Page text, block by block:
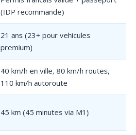
(IDP recommande)
21 ans (23+ pour vehicules
premium)
40 km/h en ville, 80 km/h routes,
110 km/h autoroute
45 km (45 minutes via M1)